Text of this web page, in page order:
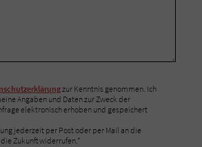
zur Kenntnis genommen. Ich
Angaben und Daten zur Zweck der
elektronisch erhoben und gespeichert
jederzeit per Post oder per Mail an die
Zukunft widerrufen.*